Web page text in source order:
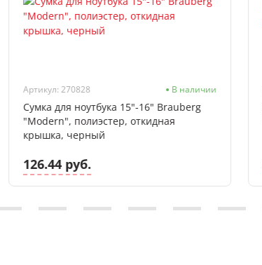
Артикул: 270828 В наличии
Сумка для ноутбука 15"-16" Brauberg
"Modern", полиэстер, откидная
крышка, черный
126.44 руб.